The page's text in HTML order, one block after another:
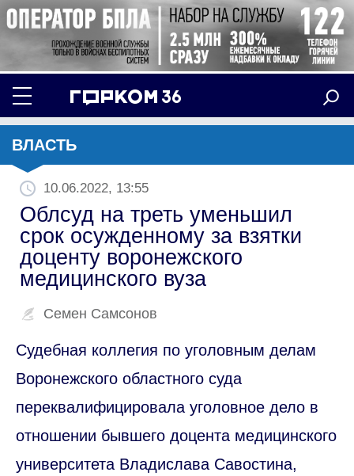
ВЛАСТЬ
10.06.2022, 13:55
Облсуд на треть уменьшил
срок осужденному за взятки
доценту воронежского
медицинского вуза
Семен Самсонов
Судебная коллегия по уголовным делам
Воронежского областного суда
переквалифицировала уголовное дело в
отношении бывшего доцента медицинского
университета Владислава Савостина,